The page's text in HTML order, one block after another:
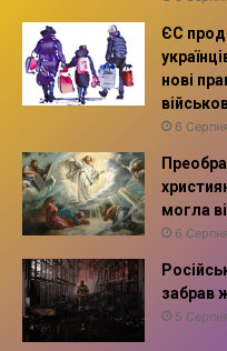
ЄС
нові
6
могла
6
забрав
5